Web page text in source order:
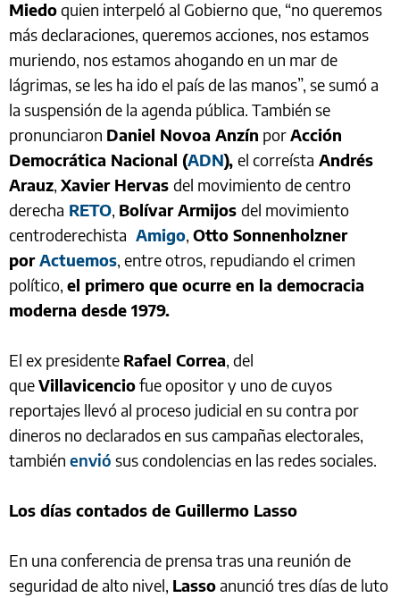
Miedoquien interpeló al Gobierno que, “no queremos
más declaraciones, queremos acciones, nos estamos
muriendo, nos estamos ahogando en un mar de
lágrimas, se les ha ido el país de las manos”, se sumó a
la suspensión de la agenda pública. También se
pronunciaron Daniel Novoa Anzín porAcción
Democrática Nacional (ADN), el correísta Andrés
Arauz, Xavier Hervas del movimiento de centro
derecha RETO, Bolívar Armijos del movimiento
centroderechista Amigo, Otto Sonnenholzner
porActuemos, entre otros, repudiando el crimen
político, el primero que ocurre en la democracia
moderna desde 1979.
El ex presidente Rafael Correa, del
queVillavicenciofue opositor y uno de cuyos
reportajes llevó al proceso judicial en su contra por
dineros no declarados en sus campañas electorales,
también envió sus condolencias en las redes sociales.
Los días contados de Guillermo Lasso
En una conferencia de prensa tras una reunión de
seguridad de alto nivel, Lassoanunció tres días de luto